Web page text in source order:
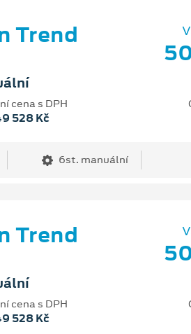
Trend
cena s DPH
528 Kč
6st. manuální
Trend
cena s DPH
528 Kč